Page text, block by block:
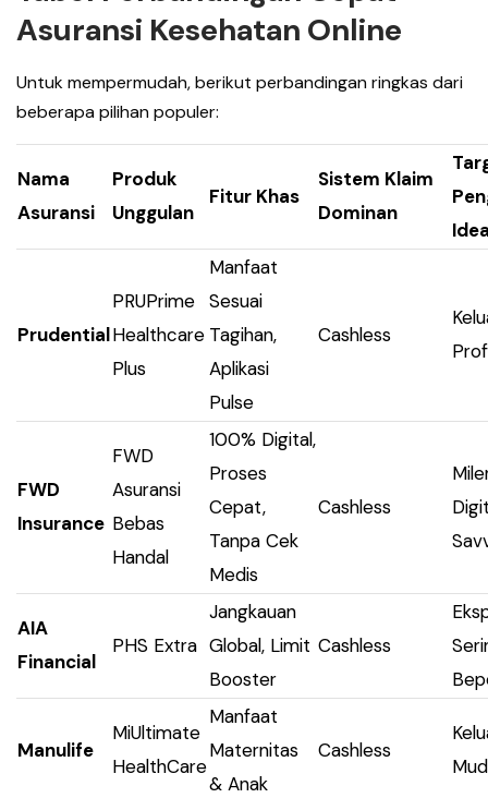
Asuransi Kesehatan Online
Untuk mempermudah, berikut perbandingan ringkas dari
beberapa pilihan populer:
Nama
Asuransi
Produk
Unggulan
Fitur Khas
Sistem Klaim
Dominan
Prudential
PRUPrime
Healthcare
Plus
Manfaat
Sesuai
Tagihan,
Aplikasi
Pulse
Cashless
FWD
Insurance
FWD
Asuransi
Bebas
Handal
100% Digital,
Proses
Cepat,
Tanpa Cek
Medis
Cashless
AIA
Financial
PHS Extra
Jangkauan
Global, Limit
Booster
Cashless
Manulife
MiUltimate
HealthCare
Manfaat
Maternitas
& Anak
Cashless